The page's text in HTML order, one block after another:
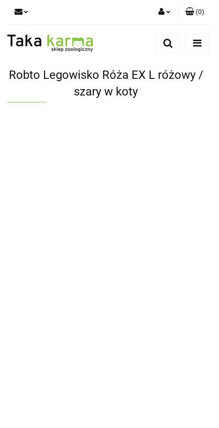
Zaloguj się
Zgody cookies
(0)
Robto Legowisko Róża EX L różowy /
szary w koty